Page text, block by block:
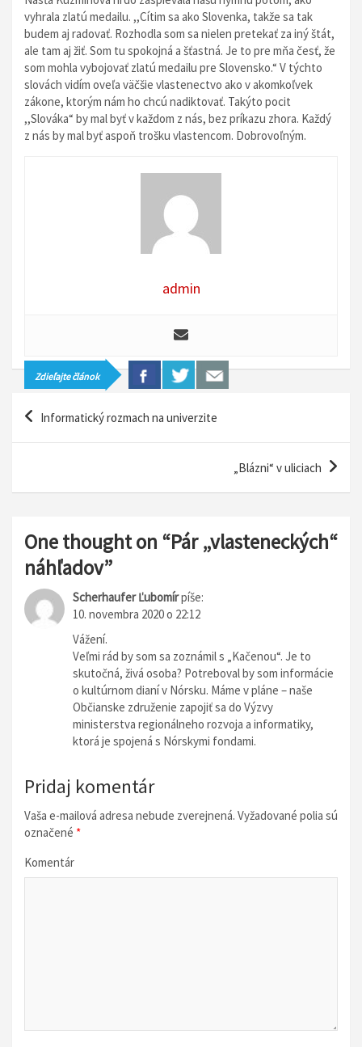
vyhrala zlatú medailu. ,,Cítim sa ako Slovenka, takže sa tak
budem aj radovať. Rozhodla som sa nielen pretekať za iný štát,
ale tam aj žiť. Som tu spokojná a šťastná. Je to pre mňa česť, že
som mohla vybojovať zlatú medailu pre Slovensko.“ V týchto
slovách vidím oveľa väčšie vlastenectvo ako v akomkoľvek
zákone, ktorým nám ho chcú nadiktovať. Takýto pocit
,,Slováka“ by mal byť v každom z nás, bez príkazu zhora. Každý
z nás by mal byť aspoň trošku vlastencom. Dobrovoľným.
admin
Zdieľajte článok
Informatický rozmach na univerzite
„Blázni“ v uliciach
One thought on “Pár „vlasteneckých“
náhľadov”
Scherhaufer Ľubomírpíše:
10. novembra 2020 o 22:12
Vážení.
Veľmi rád by som sa zoznámil s „Kačenou“. Je to
skutočná, živá osoba? Potreboval by som informácie
o kultúrnom dianí v Nórsku. Máme v pláne – naše
Občianske združenie zapojiť sa do Výzvy
ministerstva regionálneho rozvoja a informatiky,
ktorá je spojená s Nórskymi fondami.
Pridaj komentár
Vaša e-mailová adresa nebude zverejnená. Vyžadované polia sú
označené *
Komentár